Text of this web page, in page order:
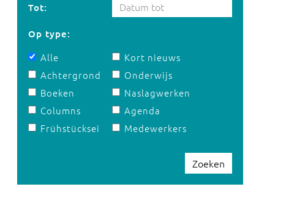
Tot:
Op type:
Alle
Achtergrond
Boeken
Columns
Frühstücksei
Kort nieuws
Onderwijs
Naslagwerken
Agenda
Medewerkers
Zoeken